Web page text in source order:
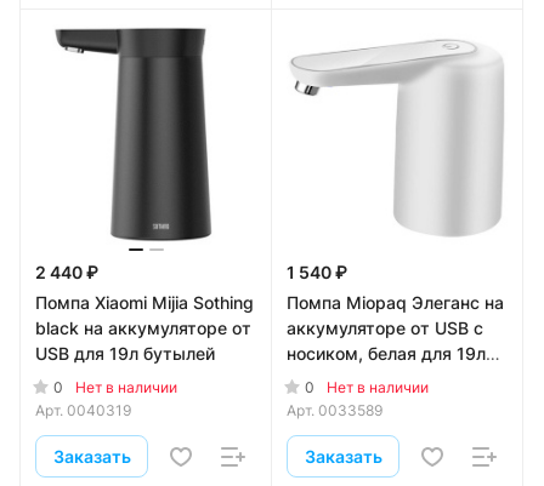
2 440 ₽
Помпа Xiaomi Mijia Sothing
black на аккумуляторе от
USB для 19л бутылей
0
Нет в наличии
Арт. 0040319
Заказать
1 540 ₽
Помпа Miopaq Элеганс на
аккумуляторе от USB с
носиком, белая для 19л
бутылей
0
Нет в наличии
Арт. 0033589
Заказать